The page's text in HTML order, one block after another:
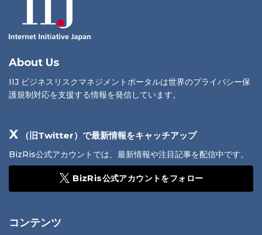
About Us
IIJ ビジネスリスクマネジメントポータルは世界のプライバシー保
護規制対応を支援する情報を発信しています。
X （旧Twitter）で最新情報をキャッチアップ
BizRis公式アカウントでは、最新情報や注目記事を配信中です。
BizRis公式アカウントをフォロー
コンテンツ